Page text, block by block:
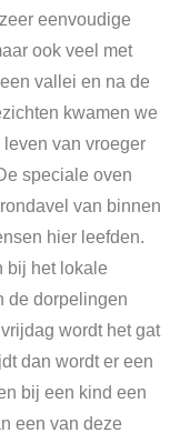
eenvoudige
ook veel met
vallei en na de
kwamen we
van vroeger
speciale oven
van binnen
hier leefden.
bij het lokale
de dorpelingen
wordt het gat
dan wordt er een
bij een kind een
een van deze